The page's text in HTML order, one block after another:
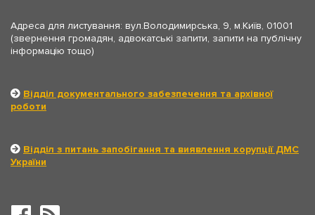
Адреса для листування: вул.Володимирська, 9, м.Київ, 01001
(звернення громадян, адвокатські запити, запити на публічну
інформацію тощо)
Відділ документального забезпечення та архівної
роботи
Відділ з питань запобігання та виявлення корупції ДМС
України